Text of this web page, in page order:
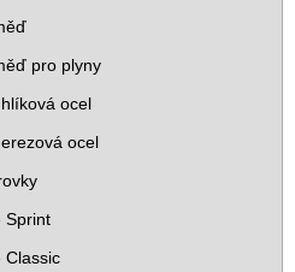
pro plyny
ocel
ocel
Sprint
Classic